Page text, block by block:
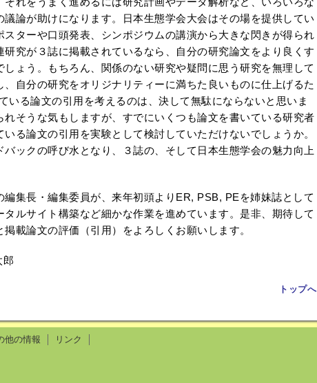
論が助けになります。日本生態学会大会はその場を提供してい
スターや口頭発表、シンポジウムの講演から大きな閃きが得られ
究が３誌に掲載されているなら、自分の研究論文をより良くす
ょう。もちろん、関係のない研究や疑問に思う研究を無理して
自分の研究をオリジナリティーに満ちた良いものに仕上げるた
いる論文の引用を考えるのは、決して無駄にならないと思いま
そうな気もしますが、すでにいくつも論文を書いている研究者
る論文の引用を実験として検討していただけないでしょうか。
ックの呼び水となり、３誌の、そして日本生態学会の魅力向上
集長・編集委員が、来年初頭よりER, PSB, PEを姉妹誌として
ルサイト構築など細かな作業を進めています。是非、期待して
載論文の評価（引用）をよろしくお願いします。
トップへ
他の情報 リンク